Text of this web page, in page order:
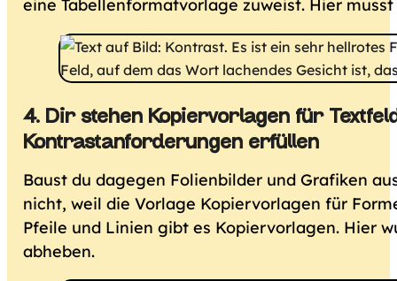
eine Tabellenformatvorlage zuweist. Hier
4. Dir stehen Kopiervorlagen für
Kontrastanforderungen erfüllen
Baust du dagegen Folienbilder und Grafiken
nicht, weil die Vorlage Kopiervorlagen für
Pfeile und Linien gibt es Kopiervorlagen. Hier
abheben.